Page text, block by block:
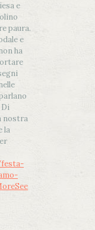
e
paura.
e
ha
Di
nostra
la
See